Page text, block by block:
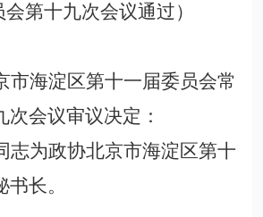
会第十九次会议通过）
市海淀区第十一届委员会常
会议审议决定：
志为政协北京市海淀区第十
长。